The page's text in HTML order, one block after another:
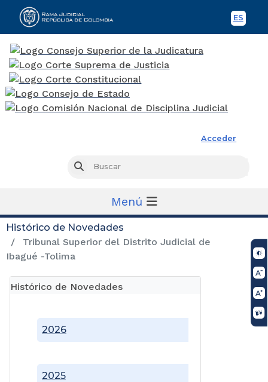
ES
Acceder
Buscar
Menú
Histórico de Novedades
Tribunal Superior del Distrito Judicial de
Ibagué -Tolima
Histórico de Novedades
2025
2026